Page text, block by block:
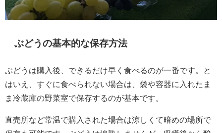
ぶどうの基本的な保存方法
ぶどうは購入後、できるだけ早く食べるのが一番です。と
はいえ、すぐに食べられない場合は、袋や容器に入れたま
ま冷蔵庫の野菜室で保存するのが基本です。
直売所など常温で購入された場合は涼しくて暗めの場所で